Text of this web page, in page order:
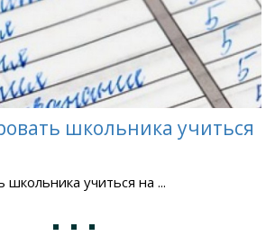
школьника учиться
школьника учиться на ...